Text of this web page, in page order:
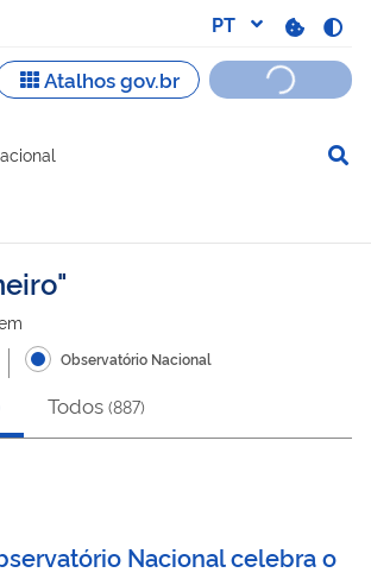
de navegação
Observatório Nacional
Todos (887)
Nacional celebra o